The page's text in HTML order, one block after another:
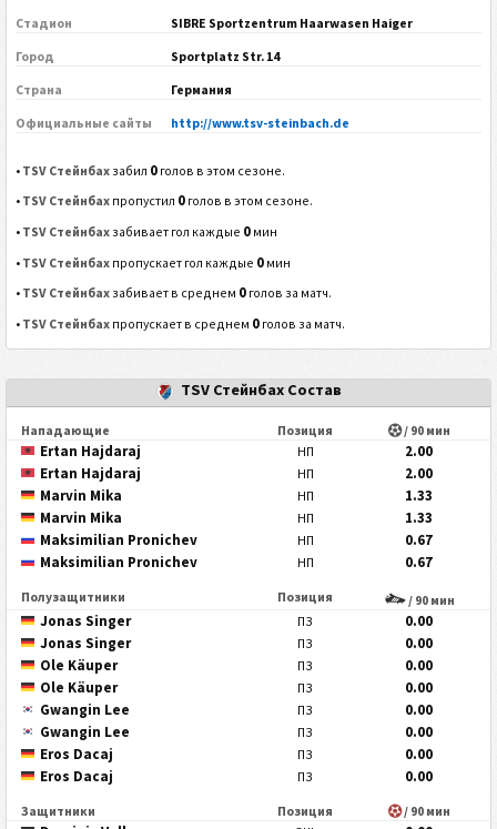
Стадион
SIBRE Sportzentrum Haarwasen Haiger
Город
Sportplatz Str. 14
Страна
Германия
Официальные сайты
http://www.tsv-steinbach.de
• TSV Стейнбахзабил 0голов в этом сезоне.
• TSV Стейнбахпропустил 0голов в этом сезоне.
• TSV Стейнбахзабивает гол каждые 0мин
• TSV Стейнбахпропускает гол каждые 0мин
• TSV Стейнбахзабивает в среднем 0голов за матч.
• TSV Стейнбахпропускает в среднем 0голов за матч.
TSV Стейнбах Состав
Нападающие Позиция / 90 мин
Ertan Hajdaraj НП
2.00
Ertan Hajdaraj
НП
2.00
Marvin Mika
НП
1.33
Marvin Mika
НП
1.33
Maksimilian Pronichev
НП
0.67
Maksimilian Pronichev
НП 0.67
Полузащитники Позиция / 90 мин
Jonas Singer ПЗ
0.00
Jonas Singer
ПЗ
0.00
Ole Käuper
ПЗ
0.00
Ole Käuper
ПЗ
0.00
Gwangin Lee
ПЗ
0.00
Gwangin Lee
ПЗ
0.00
Eros Dacaj
ПЗ
0.00
Eros Dacaj
ПЗ 0.00
Защитники Позиция / 90 мин